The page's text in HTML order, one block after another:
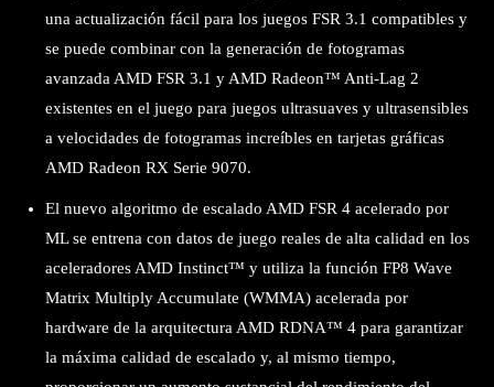
una actualización fácil para los juegos FSR 3.1 compatibles y
se puede combinar con la generación de fotogramas
avanzada AMD FSR 3.1 y AMD Radeon™ Anti-Lag 2
existentes en el juego para juegos ultrasuaves y ultrasensibles
a velocidades de fotogramas increíbles en tarjetas gráficas
AMD Radeon RX Serie 9070.
El nuevo algoritmo de escalado AMD FSR 4 acelerado por
ML se entrena con datos de juego reales de alta calidad en los
aceleradores AMD Instinct™ y utiliza la función FP8 Wave
Matrix Multiply Accumulate (WMMA) acelerada por
hardware de la arquitectura AMD RDNA™ 4 para garantizar
la máxima calidad de escalado y, al mismo tiempo,